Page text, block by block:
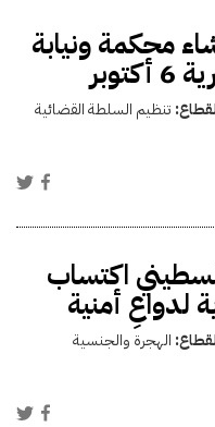
محكمة ونيابة
تنظيم السلطة القضائية
اكتساب
لدواعِ أمنية
الهجرة والجنسية